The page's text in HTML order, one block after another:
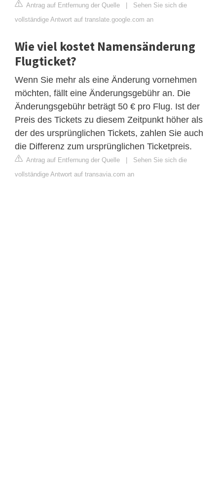
Antrag auf Entfernung der Quelle | Sehen Sie sich die
vollständige Antwort auf translate.google.com an
Wie viel kostet Namensänderung
Flugticket?
Wenn Sie mehr als eine Änderung vornehmen
möchten, fällt eine Änderungsgebühr an. Die
Änderungsgebühr beträgt 50 € pro Flug. Ist der
Preis des Tickets zu diesem Zeitpunkt höher als
der des ursprünglichen Tickets, zahlen Sie auch
die Differenz zum ursprünglichen Ticketpreis.
Antrag auf Entfernung der Quelle | Sehen Sie sich die
vollständige Antwort auf transavia.com an